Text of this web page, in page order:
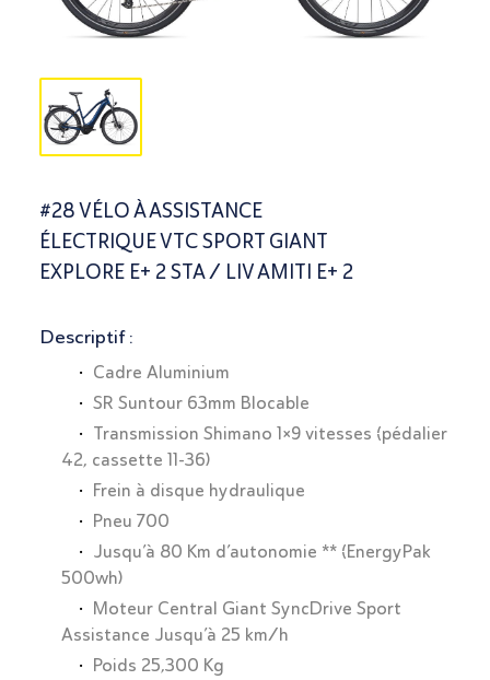
#28 VÉLO À ASSISTANCE
ÉLECTRIQUE VTC SPORT GIANT
EXPLORE E+ 2 STA / LIV AMITI E+ 2
Descriptif :
Cadre Aluminium
SR Suntour 63mm Blocable
Transmission Shimano 1×9 vitesses (pédalier
42, cassette 11-36)
Frein à disque hydraulique
Pneu 700
Jusqu’à 80 Km d’autonomie ** (EnergyPak
500wh)
Moteur Central Giant SyncDrive Sport
Assistance Jusqu’à 25 km/h
Poids 25,300 Kg